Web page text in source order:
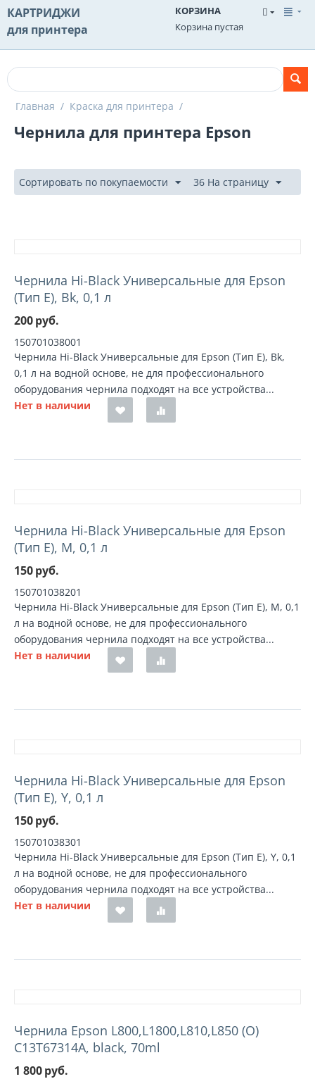
КАРТРИДЖИ
для принтера
КОРЗИНА
Корзина пустая
Главная / Краска для принтера /
Чернила для принтера Epson
Сортировать по покупаемости 36 На страницу
Чернила Hi-Black Универсальные для Epson
(Тип E), Bk, 0,1 л
200руб.
150701038001
Чернила Hi-Black Универсальные для Epson (Тип E), Bk,
0,1 л на водной основе, не для профессионального
оборудования чернила подходят на все устройства...
Нет в наличии
Чернила Hi-Black Универсальные для Epson
(Тип E), M, 0,1 л
150руб.
150701038201
Чернила Hi-Black Универсальные для Epson (Тип E), M, 0,1
л на водной основе, не для профессионального
оборудования чернила подходят на все устройства...
Нет в наличии
Чернила Hi-Black Универсальные для Epson
(Тип E), Y, 0,1 л
150руб.
150701038301
Чернила Hi-Black Универсальные для Epson (Тип E), Y, 0,1
л на водной основе, не для профессионального
оборудования чернила подходят на все устройства...
Нет в наличии
Чернила Epson L800,L1800,L810,L850 (О)
C13T67314A, black, 70ml
1 800руб.